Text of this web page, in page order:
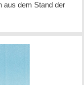
aus dem Stand der